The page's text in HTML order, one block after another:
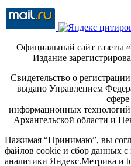
Официальный сайт
Издание
Свидетельство о
выдано Управлением
сфере
информационных
Архангельской области и
Нажимая “Принимаю”, вы
файлов cookie и сбор данных
аналитики Яндекс.Метрика и